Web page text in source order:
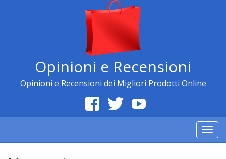
Opinioni e Recensioni
Opinioni e Recensioni dei Migliori Prodotti Online